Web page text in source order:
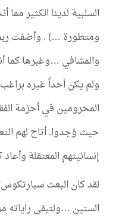
السلبية لدينا الكثير
ومتطورة …) . وأضفت
والمشافي …وغبرها كما
ولم يكن أحداً غيره
المحرومين في أحزمة
حيث وُجدوا. أتاح لهم
إنسانيتهم المعتقلة
لقد كان البعث
الستين …ولتبقى راياته